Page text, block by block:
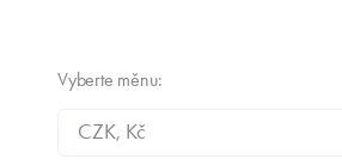
Vyberte měnu: